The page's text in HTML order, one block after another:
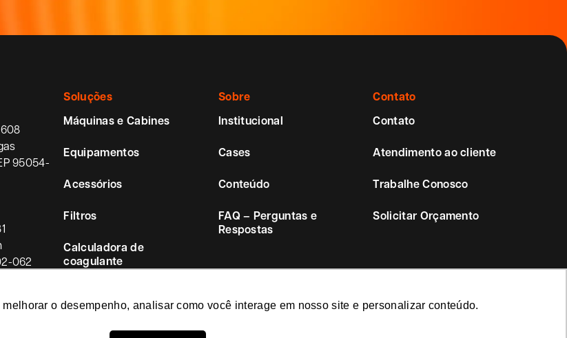
o desempenho, analisar como você interage em nosso site e personalizar conteúdo.
95054-
062
Soluções
Máquinas e Cabines
Equipamentos
Acessórios
Filtros
Calculadora de
coagulante
Sobre
Institucional
Cases
Conteúdo
FAQ – Perguntas e
Respostas
Contato
Contato
Atendimento ao cliente
Trabalhe Conosco
Solicitar Orçamento